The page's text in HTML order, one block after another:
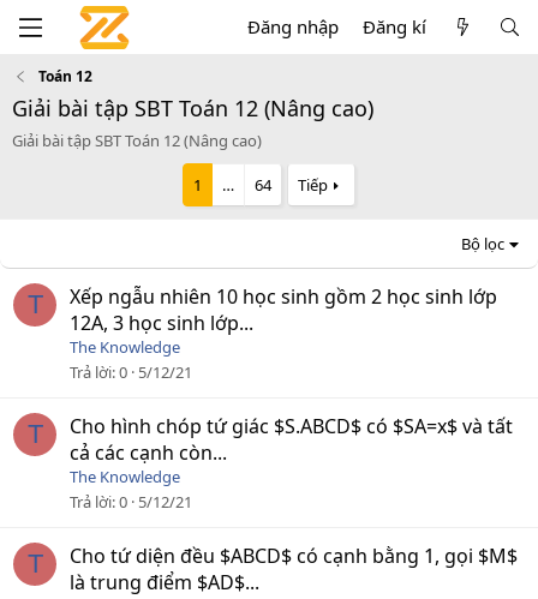
Đăng nhập Đăng kí
Toán 12
Giải bài tập SBT Toán 12 (Nâng cao)
Giải bài tập SBT Toán 12 (Nâng cao)
1 … 64 Tiếp
Bộ lọc
T
Xếp ngẫu nhiên 10 học sinh gồm 2 học sinh lớp
12A, 3 học sinh lớp...
The Knowledge
Trả lời 0 5/12/21
T
Cho hình chóp tứ giác $S.ABCD$ có $SA=x$ và tất
cả các cạnh còn...
The Knowledge
Trả lời 0 5/12/21
T
Cho tứ diện đều $ABCD$ có cạnh bằng 1, gọi $M$
là trung điểm $AD$...